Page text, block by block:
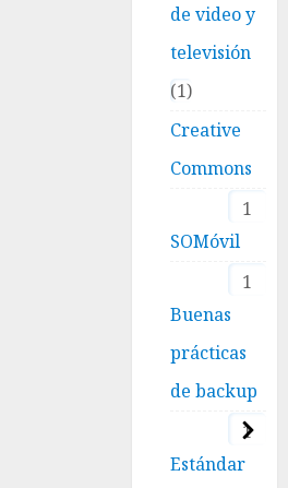
de video y
televisión
1
Creative
Commons
1
SOMóvil
1
Buenas
prácticas
de backup
1
Estándar